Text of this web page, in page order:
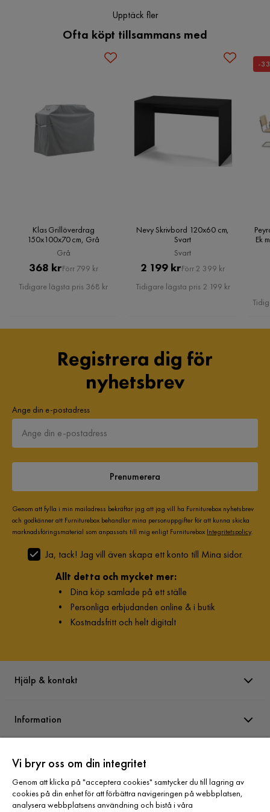
Upptäck fler
Ofta köpt tillsammans med
Klas Grillöverdrag
150x100x70 cm, Grå
Grå
Pris
368 krOriginal
Pris
Förr 799 kr
Tidigare lägsta pris 368 kr
Nevy Skrivbord 120x60 cm,
Svart
Svart
Pris
2 199 krOriginal
Pris
Förr 2 399 kr
Tidigare lägsta pris 2 199 kr
Ek
-
Registrera dig för
nyhetsbrev
Ange din e-postadress
Prenumerera
Genom att fylla i min mailadress bekräftar jag att jag vill ha Furniturebox nyhetsbrev
och godkänner att Furniturebox behandlar mina personuppgifter för att kunna skicka
marknadsföringsmaterial som anpassats till mig enligt Furniturebox Integritetspolicy.
Ja, tack! Jag vill även skapa ett konto till Mina sidor.
Allt detta och mycket mer:
• Dina köp samlade på ett ställe
• Personliga erbjudanden online & i butik
• Kostnadsfritt och helt digitalt
Hjälp & kontakt
Information
Varumärken
Sortiment
Vi bryr oss om din integritet
Genom att klicka på "acceptera cookies" samtycker du till lagring av
cookies på din enhet för att förbättra navigeringen på webbplatsen,
analysera webbplatsens användning och bistå i våra